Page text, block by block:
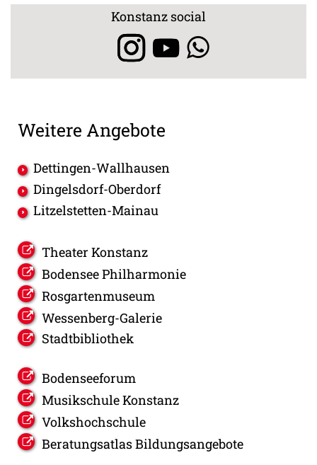
Konstanz social
Weitere Angebote
Dettingen-Wallhausen
Dingelsdorf-Oberdorf
Litzelstetten-Mainau
Theater Konstanz
Bodensee Philharmonie
Rosgartenmuseum
Wessenberg-Galerie
Stadtbibliothek
Bodenseeforum
Musikschule Konstanz
Volkshochschule
Beratungsatlas Bildungsangebote